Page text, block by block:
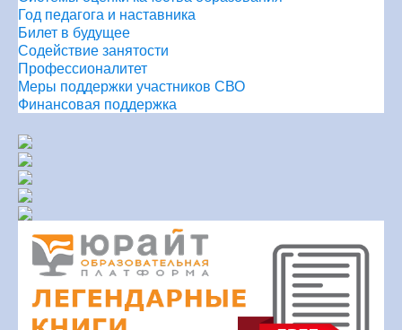
Год педагога и наставника
Билет в будущее
Содействие занятости
Профессионалитет
Меры поддержки участников СВО
Финансовая поддержка